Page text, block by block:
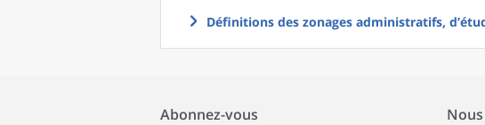
Définitions des zonages administratifs,
Abonnez-vous